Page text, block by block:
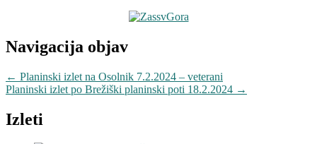
Navigacija objav
← Planinski izlet na Osolnik 7.2.2024 – veterani
Planinski izlet po Brežiški planinski poti 18.2.2024 →
Izleti